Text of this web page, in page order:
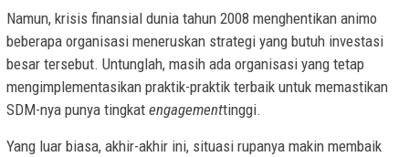
Namun, krisis finansial dunia tahun 2008 menghentikan animo
beberapa organisasi meneruskan strategi yang butuh investasi
besar tersebut. Untunglah, masih ada organisasi yang tetap
mengimplementasikan praktik-praktik terbaik untuk memastikan
SDM-nya punya tingkat engagementtinggi.
Yang luar biasa, akhir-akhir ini, situasi rupanya makin membaik